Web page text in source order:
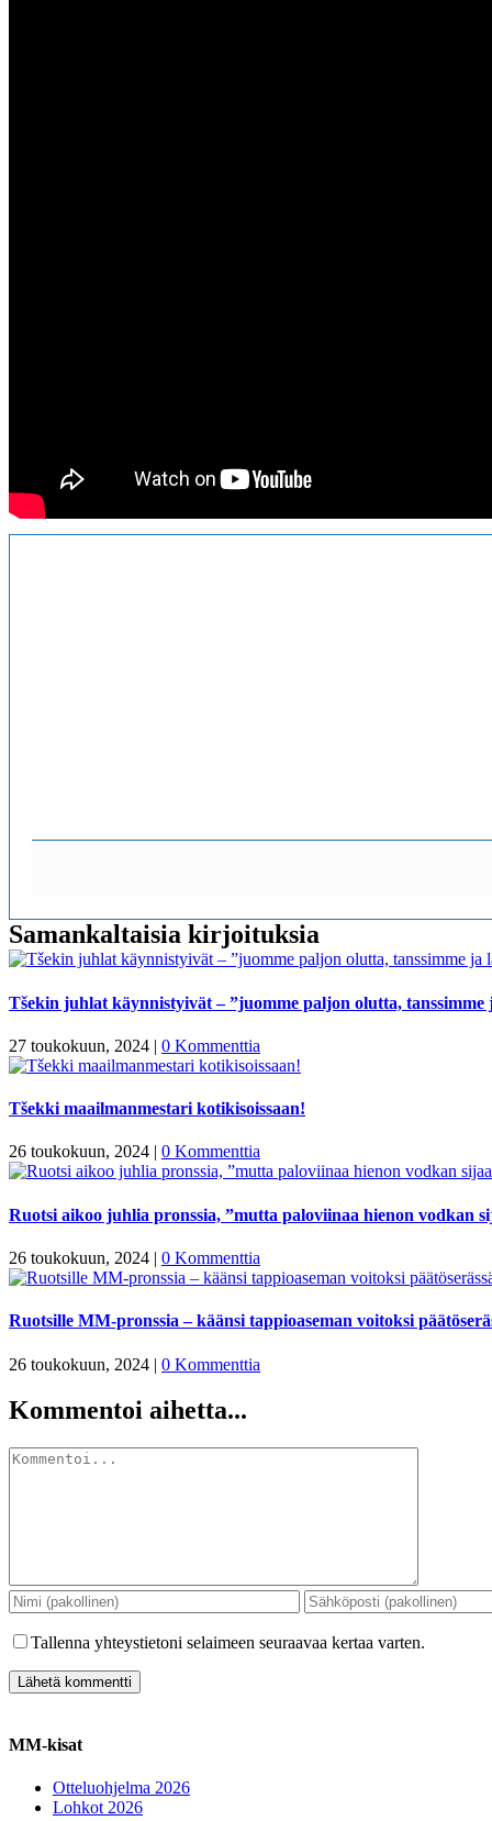
Samankaltaisia kirjoituksia
Tšekin juhlat käynnistyivät – ”juomme paljon olutta, tanssimme
27 toukokuun, 2024 | 0 Kommenttia
Tšekki maailmanmestari kotikisoissaan!
26 toukokuun, 2024 | 0 Kommenttia
Ruotsi aikoo juhlia pronssia, ”mutta paloviinaa hienon vodkan
26 toukokuun, 2024 | 0 Kommenttia
Ruotsille MM-pronssia – käänsi tappioaseman voitoksi
26 toukokuun, 2024 | 0 Kommenttia
Kommentoi aihetta...
Kommentti
Tallenna yhteystietoni selaimeen seuraavaa kertaa varten.
MM-kisat
Otteluohjelma 2026
Lohkot 2026